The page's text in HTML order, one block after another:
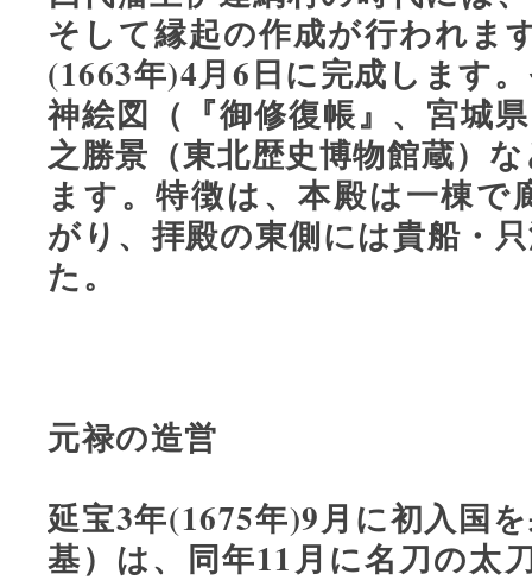
そして縁起の作成が行われま
(1663年)4月6日に完成します
神絵図（『御修復帳』、宮城
之勝景（東北歴史博物館蔵）
ます。特徴は、本殿は一棟
がり、拝殿の東側には貴船・
た。
元禄の造営
延宝3年(1675年)9月に初入国
基）は、同年11月に名刀の太